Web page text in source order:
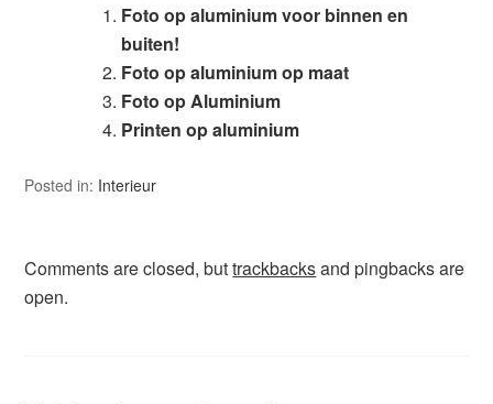
Foto op aluminium voor binnen en
buiten!
Foto op aluminium op maat
Foto op Aluminium
Printen op aluminium
Posted in: Interieur
Comments are closed, buttrackbacksand pingbacks are
open.